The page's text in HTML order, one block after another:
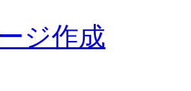
ジ作成